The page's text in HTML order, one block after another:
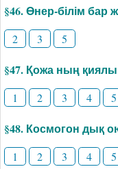
§46. Өнер-білім бар
2 3 5
§47. Қожа ның қиялы
1 2 3 4 5
§48. Космогон дық
1 2 3 4 5